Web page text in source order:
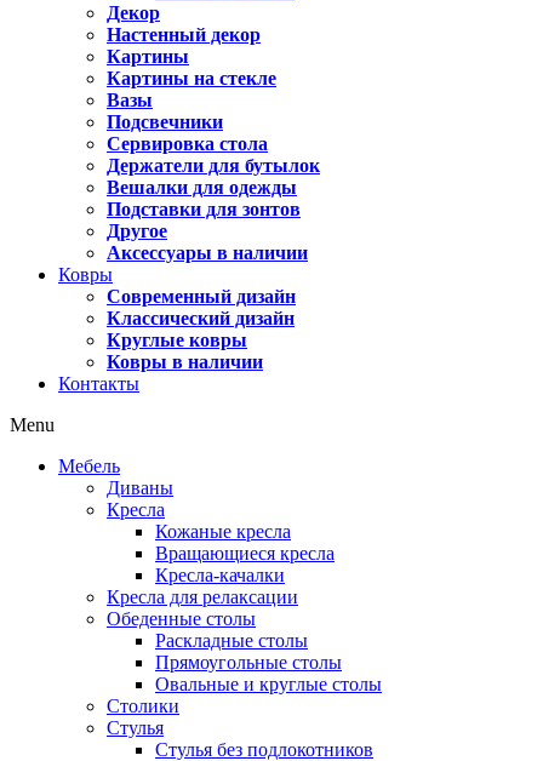
Декор
Настенный декор
Картины
Картины на стекле
Вазы
Подсвечники
Сервировка стола
Держатели для бутылок
Вешалки для одежды
Подставки для зонтов
Другое
Аксессуары в наличии
Ковры
Современный дизайн
Классический дизайн
Круглые ковры
Ковры в наличии
Контакты
Menu
Мебель
Диваны
Кресла
Кожаные кресла
Вращающиеся кресла
Кресла-качалки
Кресла для релаксации
Обеденные столы
Раскладные столы
Прямоугольные столы
Овальные и круглые столы
Столики
Стулья
Стулья без подлокотников